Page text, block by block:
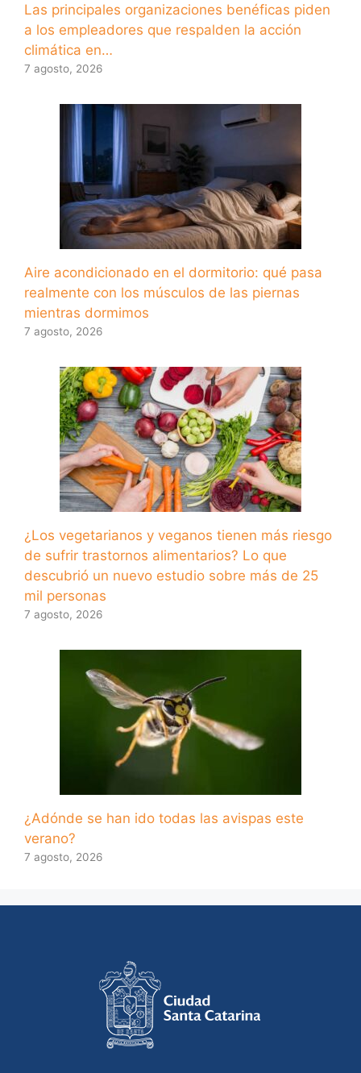
Las principales organizaciones benéficas piden
a los empleadores que respalden la acción
climática en…
7 agosto, 2026
Aire acondicionado en el dormitorio: qué pasa
realmente con los músculos de las piernas
mientras dormimos
7 agosto, 2026
¿Los vegetarianos y veganos tienen más riesgo
de sufrir trastornos alimentarios? Lo que
descubrió un nuevo estudio sobre más de 25
mil personas
7 agosto, 2026
¿Adónde se han ido todas las avispas este
verano?
7 agosto, 2026